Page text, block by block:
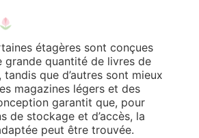
étagères sont conçues
grande quantité de livres de
que d’autres sont mieux
magazines légers et des
garantit que, pour
de stockage et d’accès, la
peut être trouvée.